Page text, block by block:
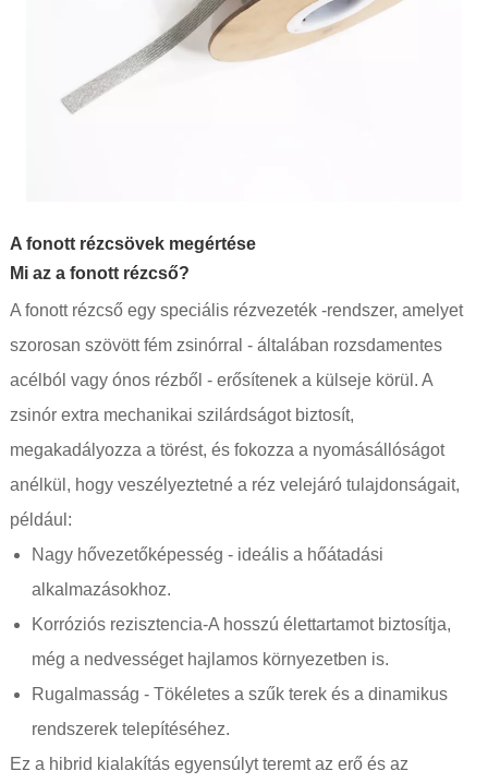
A fonott rézcsövek megértése
Mi az a fonott rézcső?
A fonott rézcső egy speciális rézvezeték -rendszer, amelyet
szorosan szövött fém zsinórral - általában rozsdamentes
acélból vagy ónos rézből - erősítenek a külseje körül. A
zsinór extra mechanikai szilárdságot biztosít,
megakadályozza a törést, és fokozza a nyomásállóságot
anélkül, hogy veszélyeztetné a réz velejáró tulajdonságait,
például:
Nagy hővezetőképesség - ideális a hőátadási
alkalmazásokhoz.
Korróziós rezisztencia-A hosszú élettartamot biztosítja,
még a nedvességet hajlamos környezetben is.
Rugalmasság - Tökéletes a szűk terek és a dinamikus
rendszerek telepítéséhez.
Ez a hibrid kialakítás egyensúlyt teremt az erő és az